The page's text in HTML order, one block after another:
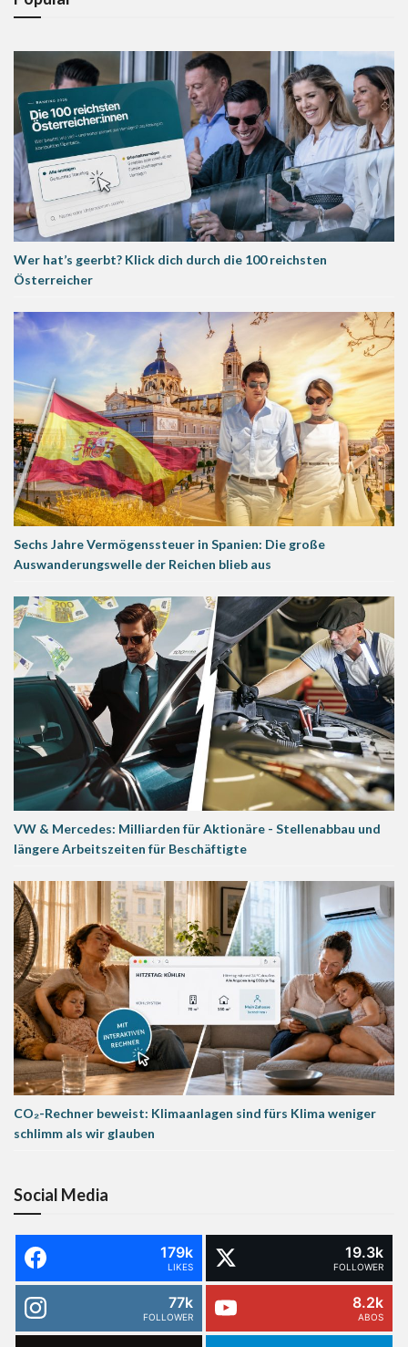
Wer hat’s geerbt? Klick dich durch die 100 reichsten
Österreicher
Sechs Jahre Vermögenssteuer in Spanien: Die große
Auswanderungswelle der Reichen blieb aus
VW & Mercedes: Milliarden für Aktionäre - Stellenabbau und
längere Arbeitszeiten für Beschäftigte
CO₂-Rechner beweist: Klimaanlagen sind fürs Klima weniger
schlimm als wir glauben
Social Media
179k
LIKES
19.3k
FOLLOWER
77k
FOLLOWER
8.2k
ABOS